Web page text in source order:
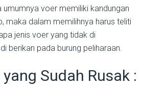
umumnya voer memiliki kandungan
maka dalam memilihnya harus teliti
jenis voer yang tidak di
berikan pada burung peliharaan.
Sudah Rusak :